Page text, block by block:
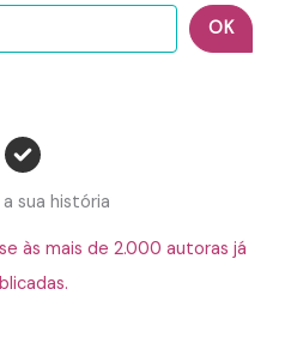
OK
sua história
às mais de 2.000 autoras já